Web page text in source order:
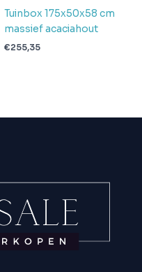
Tuinbox 175x50x58 cm
massief acaciahout
€255,35